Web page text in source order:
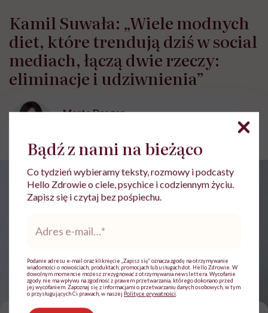
Kamil Suwała: „Wiele modnych
diet, które trendują dziś w social
mediach, łączą dwie rzeczy:
eliminacje i udziwnienia”
Marta Dragan
Kamil Suwała opowiada m.in. o diecie keto, carnivore, DASH, MIND, diecie
portfolio, detoksach i postach przerywanych / Zdjęcie: Archiwum
prywatne/Canva
Bądź z nami na bieżąco
Co tydzień wybieramy teksty, rozmowy i podcasty
Hello Zdrowie o ciele, psychice i codziennym życiu.
Zapisz się i czytaj bez pośpiechu.
*
Podanie adresu e-mail oraz kliknięcie „Zapisz się” oznacza zgodę na otrzymywanie
wiadomości o nowościach, produktach, promocjach lub usługach dot. Hello Zdrowie. W
dowolnym momencie możesz zrezygnować z otrzymywania newslettera. Wycofanie
zgody nie ma wpływu na zgodność z prawem przetwarzania, którego dokonano przed
jej wycofaniem. Zapoznaj się z informacjami o przetwarzaniu danych osobowych, w tym
o przysługujących Ci prawach, w naszej Polityce prywatności